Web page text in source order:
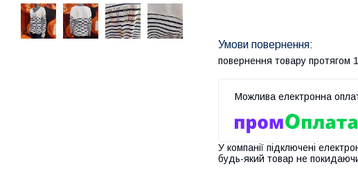
повернення товару протягом
У компанії підключені
будь-який товар не